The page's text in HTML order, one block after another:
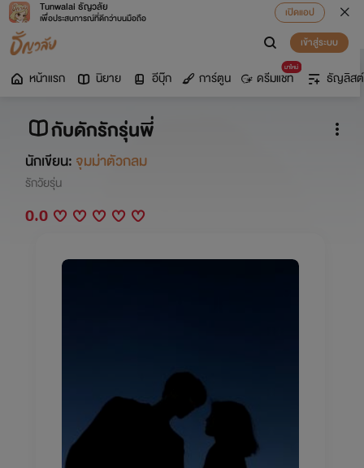
Tunwalai ธัญวลัย
เพื่อประสบการณ์ที่ดีกว่าบนมือถือ
เปิดแอป
เข้าสู่ระบบ
หน้าแรก นิยาย อีบุ๊ก การ์ตูน
มาใหม่
ดรีมแชท ธัญลิสต์
กับดักรักรุ่นพี่
นักเขียน: จุมม่าตัวกลม
รักวัยรุ่น
0.0